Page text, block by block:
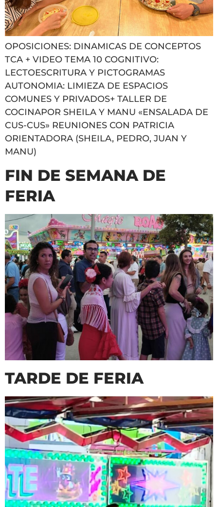
OPOSICIONES: DINAMICAS DE CONCEPTOS
TCA + VIDEO TEMA 10 COGNITIVO:
LECTOESCRITURA Y PICTOGRAMAS
AUTONOMIA: LIMIEZA DE ESPACIOS
COMUNES Y PRIVADOS+ TALLER DE
COCINAPOR SHEILA Y MANU «ENSALADA DE
CUS-CUS» REUNIONES CON PATRICIA
ORIENTADORA (SHEILA, PEDRO, JUAN Y
MANU)
FIN DE SEMANA DE
FERIA
TARDE DE FERIA